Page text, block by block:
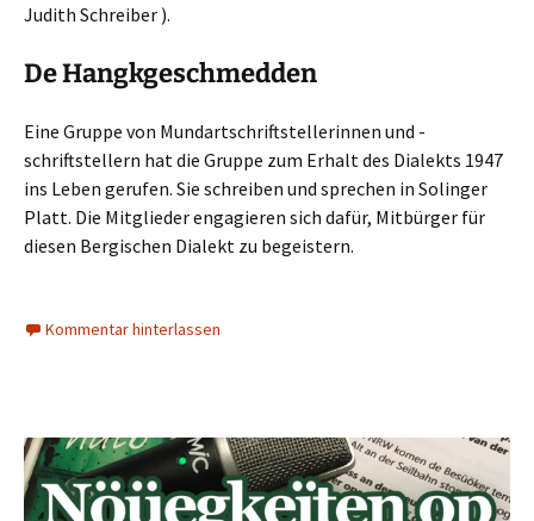
Judith Schreiber ).
De Hangkgeschmedden
Eine Gruppe von Mundartschriftstellerinnen und -
schriftstellern hat die Gruppe zum Erhalt des Dialekts 1947
ins Leben gerufen. Sie schreiben und sprechen in Solinger
Platt. Die Mitglieder engagieren sich dafür, Mitbürger für
diesen Bergischen Dialekt zu begeistern.
Kommentar hinterlassen